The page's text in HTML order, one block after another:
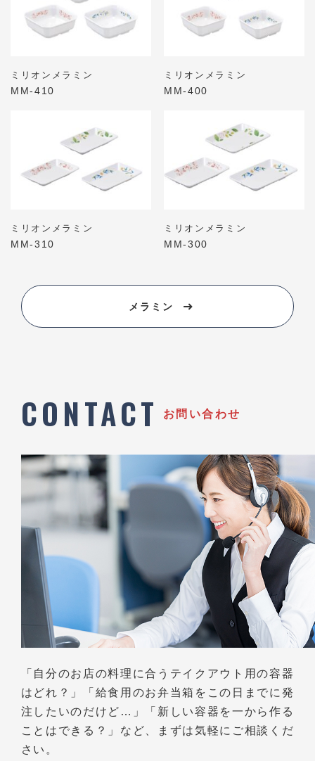
ミリオンメラミン
MM-410
ミリオンメラミン
MM-400
ミリオンメラミン
MM-310
ミリオンメラミン
MM-300
メラミン
CONTACT お問い合わせ
「自分のお店の料理に合うテイクアウト用の容器
はどれ？」
「給食用のお弁当箱をこの日までに発
注したいのだけど…」
「新しい容器を一から作る
ことはできる？」など、
まずは気軽にご相談くだ
さい。